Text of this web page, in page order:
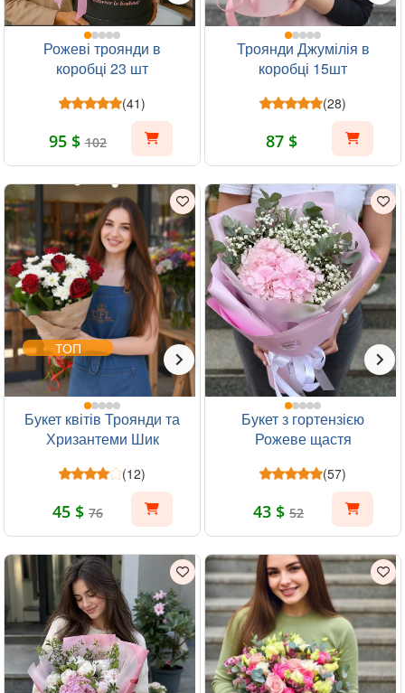
Рожеві троянди в
коробці 23 шт
(41)
95 $ 102
Троянди Джумілія в
коробці 15шт
(28)
87 $
ТОП
Букет квітів Троянди та
Хризантеми Шик
(12)
45 $ 76
Букет з гортензією
Рожеве щастя
(57)
43 $ 52